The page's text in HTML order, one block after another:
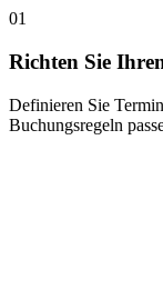
01
Richten Sie
Definieren Sie
Buchungsregeln